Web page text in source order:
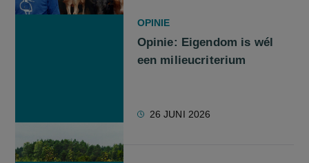
OPINIE
Opinie: Eigendom is wél
een milieucriterium
26 JUNI 2026